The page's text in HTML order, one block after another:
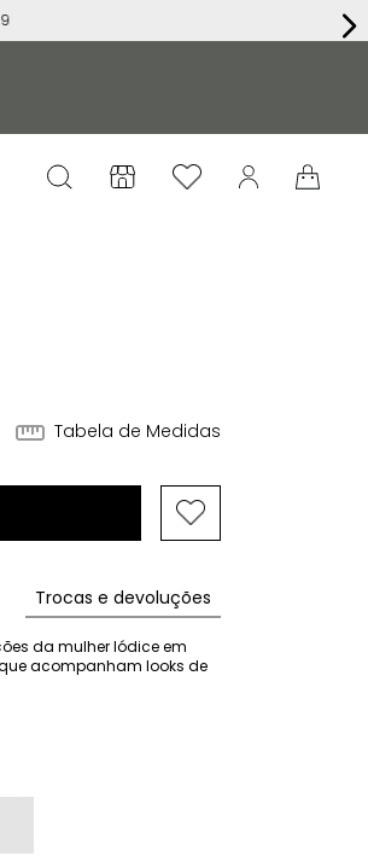
Tabela de Medidas
Trocas e devoluções
da mulher Iódice em
acompanham looks de